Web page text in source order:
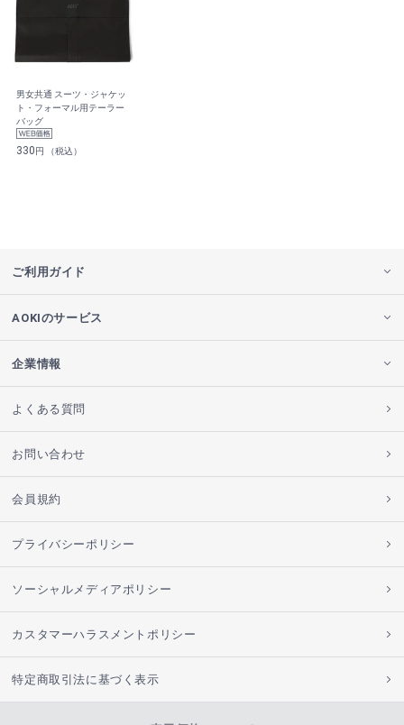
男女共通 スーツ・ジャケッ
ト・フォーマル用テーラー
バッグ
330円 （税込）
ご利用ガイド
AOKIのサービス
企業情報
よくある質問
お問い合わせ
会員規約
プライバシーポリシー
ソーシャルメディアポリシー
カスタマーハラスメントポリシー
特定商取引法に基づく表示